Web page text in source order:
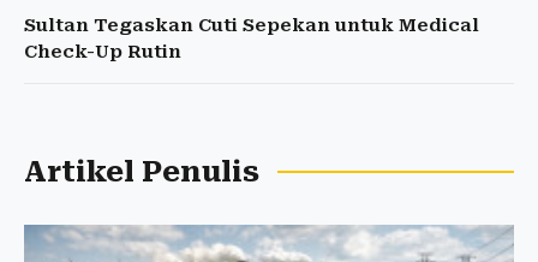
Sultan Tegaskan Cuti Sepekan untuk Medical
Check-Up Rutin
Artikel Penulis